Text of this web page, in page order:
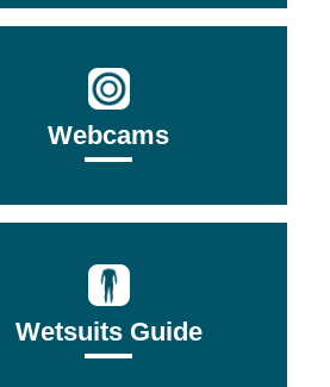
Webcams
Wetsuits Guide